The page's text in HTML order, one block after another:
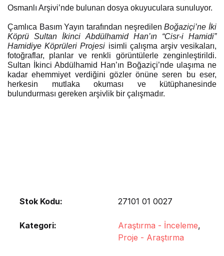
Osmanlı Arşivi’nde bulunan dosya okuyuculara sunuluyor.
Çamlıca Basım Yayın tarafından neşredilenBoğaziçi’ne İki
Köprü Sultan İkinci Abdülhamid Han’ın “Cisr-i Hamidi”
Hamidiye Köprüleri Projesi isimli çalışma arşiv vesikaları,
fotoğraflar, planlar ve renkli görüntülerle zenginleştirildi.
Sultan İkinci Abdülhamid Han’ın Boğaziçi’nde ulaşıma ne
kadar ehemmiyet verdiğini gözler önüne seren bu eser,
herkesin mutlaka okuması ve kütüphanesinde
bulundurması gereken arşivlik bir çalışmadır.
Stok Kodu: 27101 01 0027
Kategori: Araştırma - İnceleme,
Proje - Araştırma